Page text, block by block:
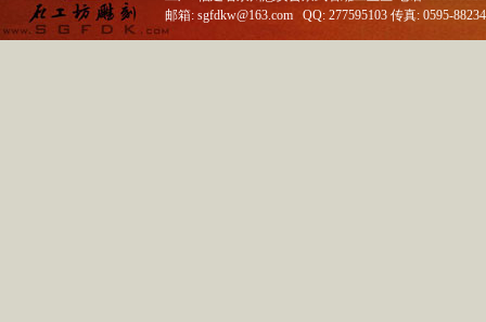
邮箱: sgfdkw@163.com QQ: 277595103 传真: 0595-